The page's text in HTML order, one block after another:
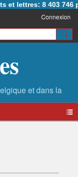
et lettres: 8 403 746
Connexion